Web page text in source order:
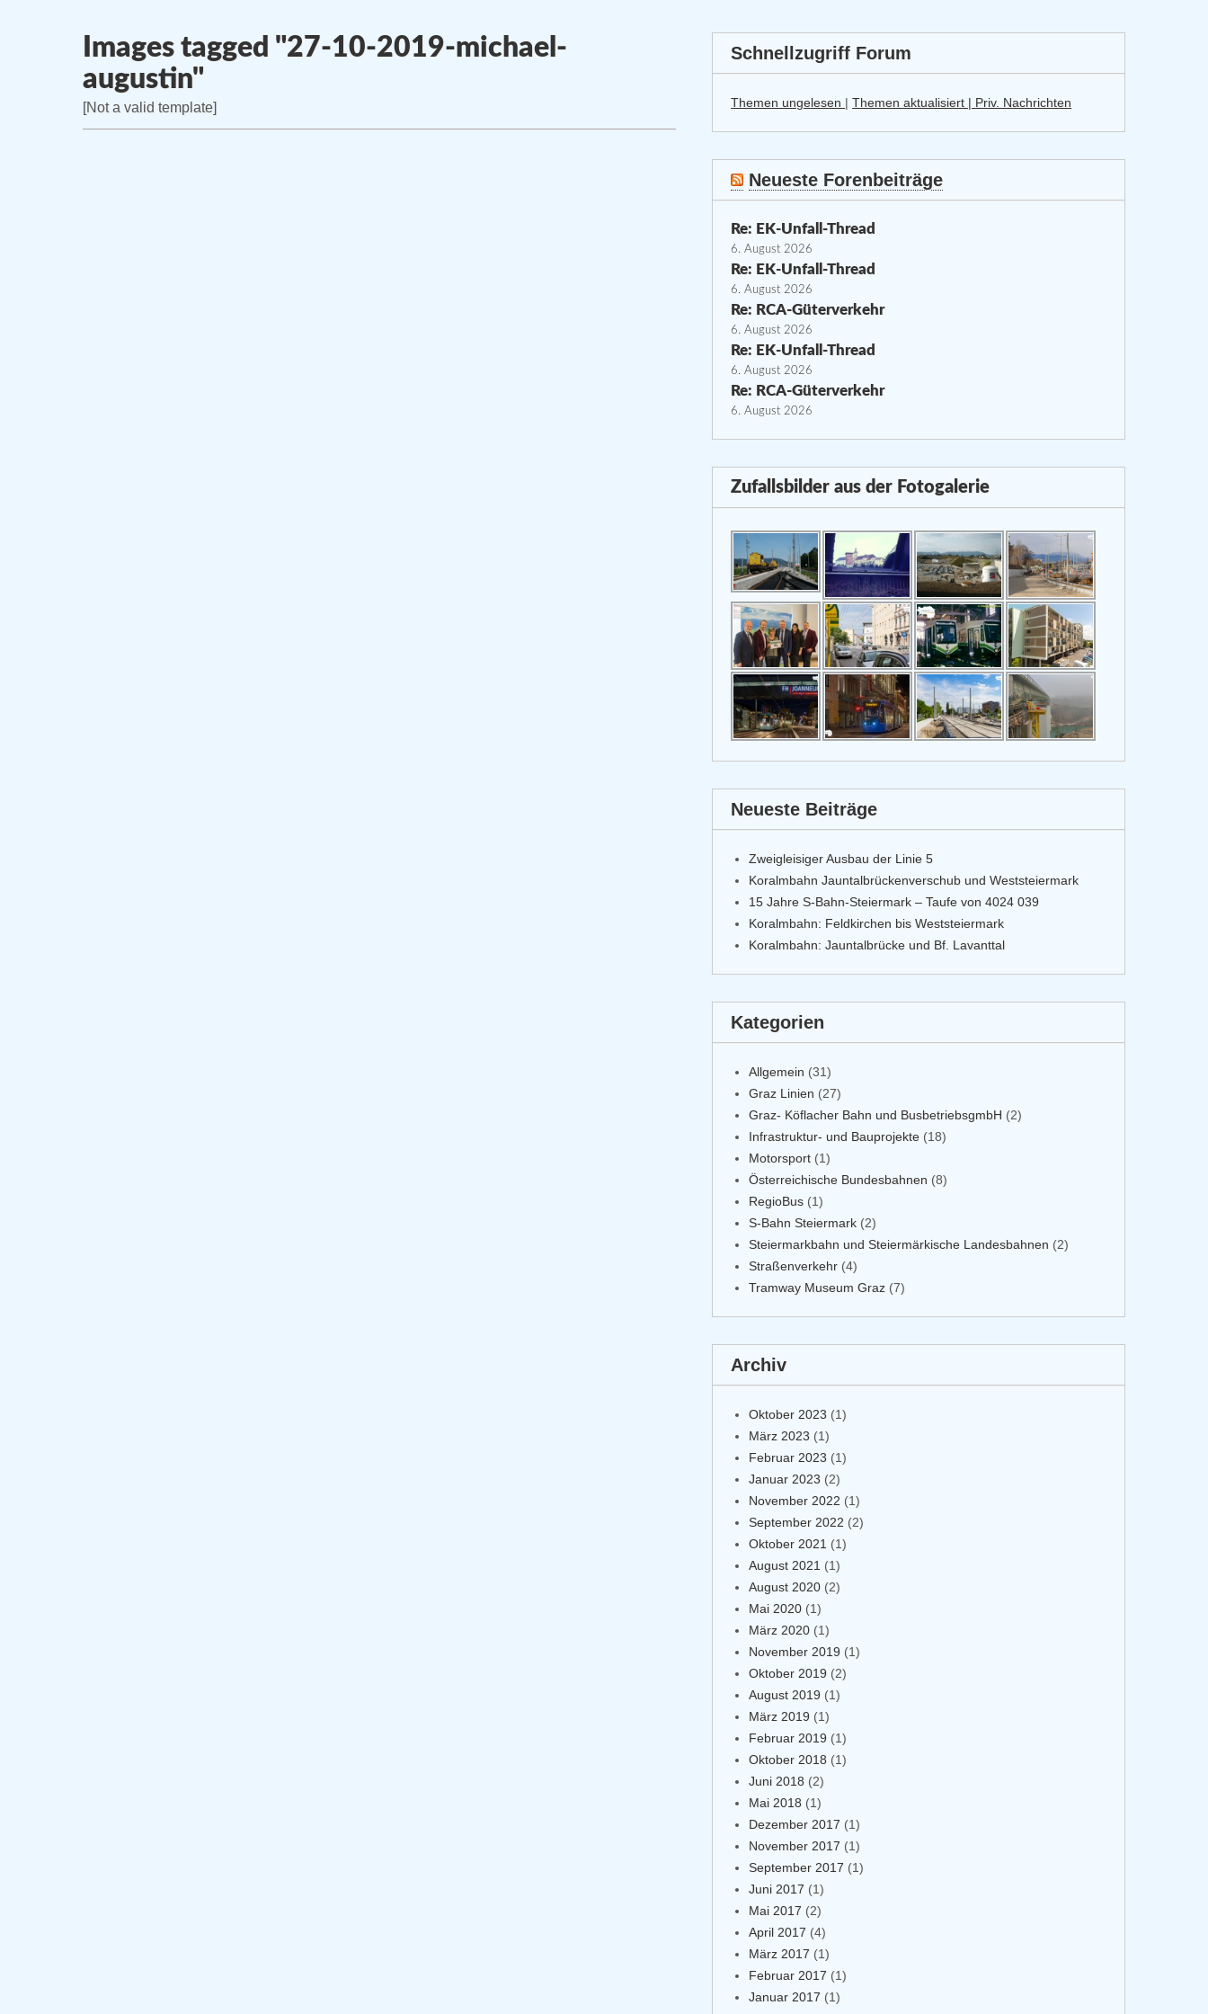
Images tagged "27-10-2019-michael-
augustin"
[Not a valid template]
Schnellzugriff Forum
Themen ungelesen |Themen aktualisiert | Priv. Nachrichten
Neueste Forenbeiträge
Re: EK-Unfall-Thread
6. August 2026
Re: EK-Unfall-Thread
6. August 2026
Re: RCA-Güterverkehr
6. August 2026
Re: EK-Unfall-Thread
6. August 2026
Re: RCA-Güterverkehr
6. August 2026
Zufallsbilder aus der Fotogalerie
Neueste Beiträge
Zweigleisiger Ausbau der Linie 5
Koralmbahn Jauntalbrückenverschub und Weststeiermark
15 Jahre S-Bahn-Steiermark – Taufe von 4024 039
Koralmbahn: Feldkirchen bis Weststeiermark
Koralmbahn: Jauntalbrücke und Bf. Lavanttal
Kategorien
Allgemein (31)
Graz Linien (27)
Graz- Köflacher Bahn und BusbetriebsgmbH (2)
Infrastruktur- und Bauprojekte (18)
Motorsport (1)
Österreichische Bundesbahnen (8)
RegioBus (1)
S-Bahn Steiermark (2)
Steiermarkbahn und Steiermärkische Landesbahnen (2)
Straßenverkehr (4)
Tramway Museum Graz (7)
Archiv
Oktober 2023 (1)
März 2023 (1)
Februar 2023 (1)
Januar 2023 (2)
November 2022 (1)
September 2022 (2)
Oktober 2021 (1)
August 2021 (1)
August 2020 (2)
Mai 2020 (1)
März 2020 (1)
November 2019 (1)
Oktober 2019 (2)
August 2019 (1)
März 2019 (1)
Februar 2019 (1)
Oktober 2018 (1)
Juni 2018 (2)
Mai 2018 (1)
Dezember 2017 (1)
November 2017 (1)
September 2017 (1)
Juni 2017 (1)
Mai 2017 (2)
April 2017 (4)
März 2017 (1)
Februar 2017 (1)
Januar 2017 (1)